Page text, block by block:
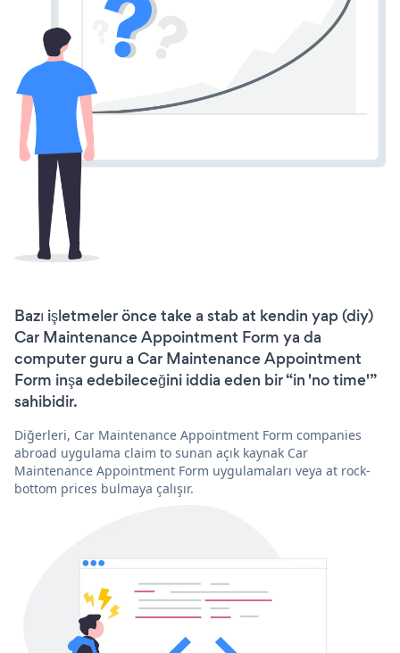
Bazı işletmeler önce take a stab at kendin yap (diy)
Car Maintenance Appointment Form ya da
computer guru a Car Maintenance Appointment
Form inşa edebileceğini iddia eden bir “in 'no time'”
sahibidir.
Diğerleri, Car Maintenance Appointment Form companies
abroad uygulama claim to sunan açık kaynak Car
Maintenance Appointment Form uygulamaları veya at rock-
bottom prices bulmaya çalışır.